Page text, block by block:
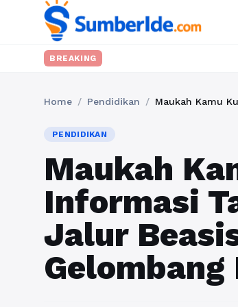
BREAKING
Home / Pendidikan /
PENDIDIKAN
Maukah
Informasi
Jalur